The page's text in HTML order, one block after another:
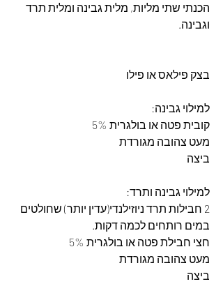
הכנתי שתי מליות, מלית גבינה ומלית תרד
וגבינה.
בצק פילאס או פילו
למילוי גבינה:
קובית פטה או בולגרית 5%
מעט צהובה מגורדת
ביצה
למילוי גבינה ותרד:
2 חבילות תרד ניוזילנדי(עדין יותר) שחולטים
במים רותחים לכמה דקות.
חצי חבילת פטה או בולגרית 5%
מעט צהובה מגורדת
ביצה